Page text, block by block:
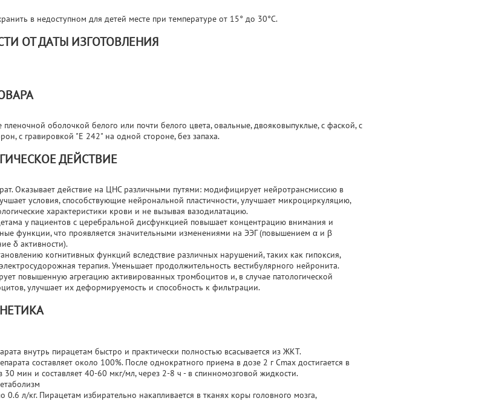
в недоступном для детей месте при температуре от 15° до 30°С.
ОТ ДАТЫ ИЗГОТОВЛЕНИЯ
пленочной оболочкой белого или почти белого цвета, овальные, двояковыпуклые, с фаской, с
с гравировкой "Е 242" на одной стороне, без запаха.
ДЕЙСТВИЕ
Оказывает действие на ЦНС различными путями: модифицирует нейротрансмиссию в
условия, способствующие нейрональной пластичности, улучшает микроциркуляцию,
характеристики крови и не вызывая вазодилатацию.
у пациентов с церебральной дисфункцией повышает концентрацию внимания и
функции, что проявляется значительными изменениями на ЭЭГ (повышением α и β
δ активности).
когнитивных функций вследствие различных нарушений, таких как гипоксия,
терапия. Уменьшает продолжительность вестибулярного нейронита.
повышенную агрегацию активированных тромбоцитов и, в случае патологической
улучшает их деформируемость и способность к фильтрации.
внутрь пирацетам быстро и практически полностью всасывается из ЖКТ.
составляет около 100%. После однократного приема в дозе 2 г Cmax достигается в
30 мин и составляет 40-60 мкг/мл, через 2-8 ч - в спинномозговой жидкости.
0.6 л/кг. Пирацетам избирательно накапливается в тканях коры головного мозга,